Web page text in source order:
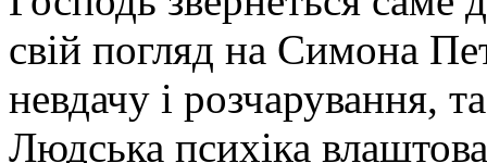
свій погляд на Симона
невдачу і розчарування,
Людська психіка